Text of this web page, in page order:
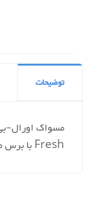
توضیحات
Fresh با برس متوسط